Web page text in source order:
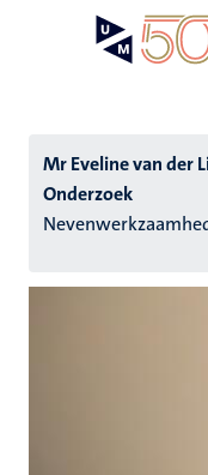
Mr Eveline van der
Onderzoek